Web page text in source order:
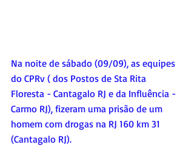
Na noite de sábado (09/09), as equipes
do CPRv ( dos Postos de Sta Rita
Floresta - Cantagalo RJ e da Influência -
Carmo RJ), fizeram uma prisão de um
homem com drogas na RJ 160 km 31
(Cantagalo RJ).